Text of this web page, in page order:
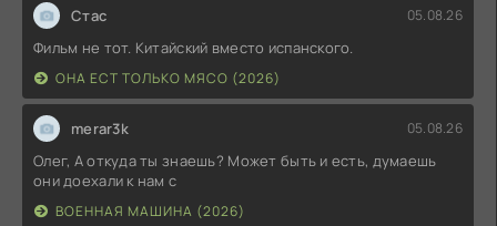
Стас 05.08.26
Фильм не тот. Китайский вместо испанского.
ОНА ЕСТ ТОЛЬКО МЯСО (2026)
merar3k 05.08.26
Олег, А откуда ты знаешь? Может быть и есть, думаешь
они доехали к нам с
ВОЕННАЯ МАШИНА (2026)